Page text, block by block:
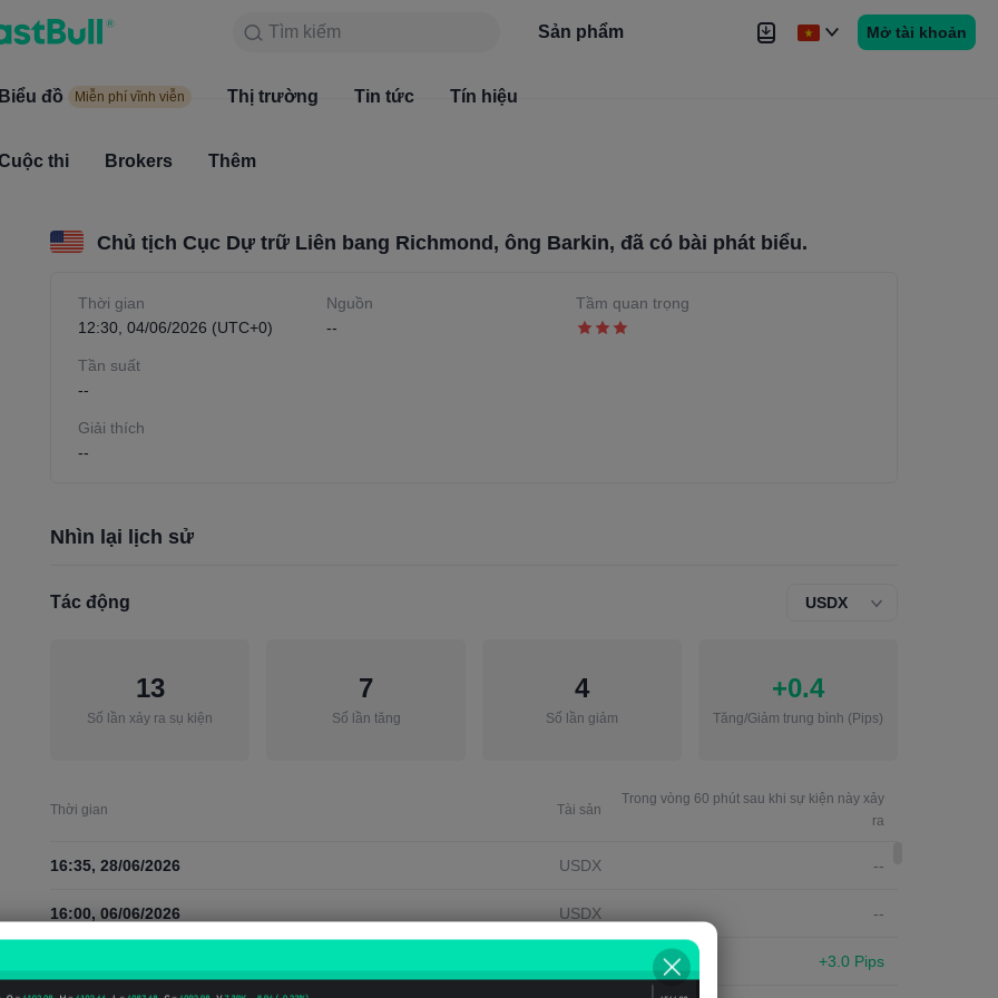
Tìm kiếm Sản phẩm
Biểu đồ Miễn phí vĩnh viễn Thị trường
Mở tài khoản
Tìm kiếm
Sản phẩm
đồ Miễn phí vĩnh viễn Thị trường Tin tức Tín hiệu
thi Brokers Thêm
Chủ tịch Cục Dự trữ Liên bang Richmond, ông Barkin, đã có bài phát biểu.
Thời gian
12:30, 04/06/2026 (UTC+0)
Nguồn
--
Tầm quan trọng
Tần suất
--
Giải thích
--
Nhìn lại lịch sử
Tác động USDX
13
Số lần xảy ra sụ kiện
7
Số lần tăng
4
Số lần giảm
+0.4
Tăng/Giảm trung bình (Pips)
Thời gian Tài sản
Trong vòng 60 phút sau khi sự kiện này xảy
ra
16:35, 28/06/2026 USDX --
16:00, 06/06/2026 USDX --
+3.0 Pips